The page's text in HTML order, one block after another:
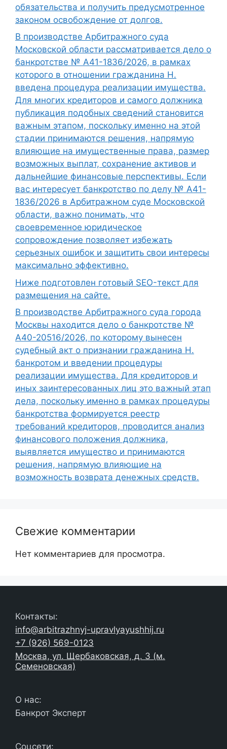
обязательства и получить предусмотренное
законом освобождение от долгов.
В производстве Арбитражного суда
Московской области рассматривается дело о
банкротстве № А41-1836/2026, в рамках
которого в отношении гражданина Н.
введена процедура реализации имущества.
Для многих кредиторов и самого должника
публикация подобных сведений становится
важным этапом, поскольку именно на этой
стадии принимаются решения, напрямую
влияющие на имущественные права, размер
возможных выплат, сохранение активов и
дальнейшие финансовые перспективы. Если
вас интересует банкротство по делу № А41-
1836/2026 в Арбитражном суде Московской
области, важно понимать, что
своевременное юридическое
сопровождение позволяет избежать
серьезных ошибок и защитить свои интересы
максимально эффективно.
Ниже подготовлен готовый SEO-текст для
размещения на сайте.
В производстве Арбитражного суда города
Москвы находится дело о банкротстве №
А40-20516/2026, по которому вынесен
судебный акт о признании гражданина Н.
банкротом и введении процедуры
реализации имущества. Для кредиторов и
иных заинтересованных лиц это важный этап
дела, поскольку именно в рамках процедуры
банкротства формируется реестр
требований кредиторов, проводится анализ
финансового положения должника,
выявляется имущество и принимаются
решения, напрямую влияющие на
возможность возврата денежных средств.
Свежие комментарии
Нет комментариев для просмотра.
Контакты:
info@arbitrazhnyj-upravlyayushhij.ru
+7 (926) 569-0123
Москва, ул. Щербаковская, д. 3 (м.
Семеновская)
О нас:
Банкрот Эксперт
Соцсети: